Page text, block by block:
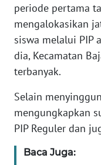
periode pertama
mengalokasikan
siswa melalui PIP
dia, Kecamatan
terbanyak.
Selain
mengungkapkan
PIP Reguler dan
Baca Juga:
PEDOMAN
MEDIA
REDAKSI
KARIR